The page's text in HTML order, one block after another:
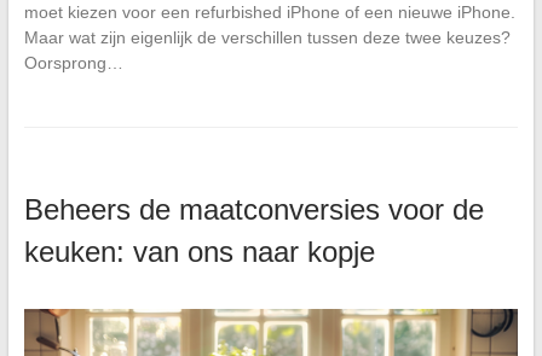
moet kiezen voor een refurbished iPhone of een nieuwe iPhone.
Maar wat zijn eigenlijk de verschillen tussen deze twee keuzes?
Oorsprong…
Beheers de maatconversies voor de
keuken: van ons naar kopje